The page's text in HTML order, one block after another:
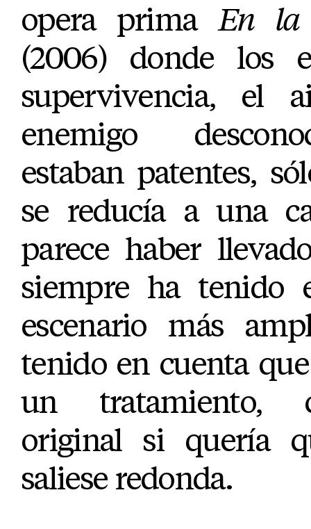
opera primaEn la
(2006) donde los
supervivencia, el
enemigo
estaban patentes,
se reducía a una
parece haber
siempre ha tenido
escenario más
tenido en cuenta
un tratamiento,
original si quería
saliese redonda.